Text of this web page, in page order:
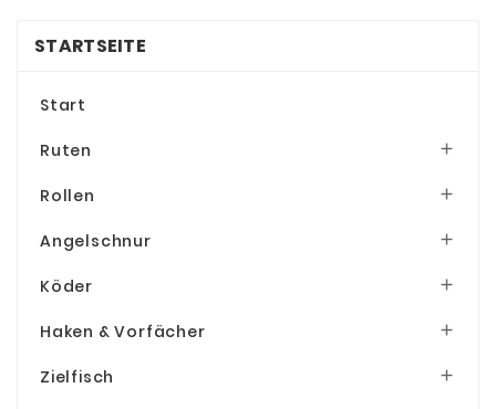
STARTSEITE
Start
Ruten 
Rollen 
Angelschnur 
Köder 
Haken & Vorfächer 
Zielfisch 